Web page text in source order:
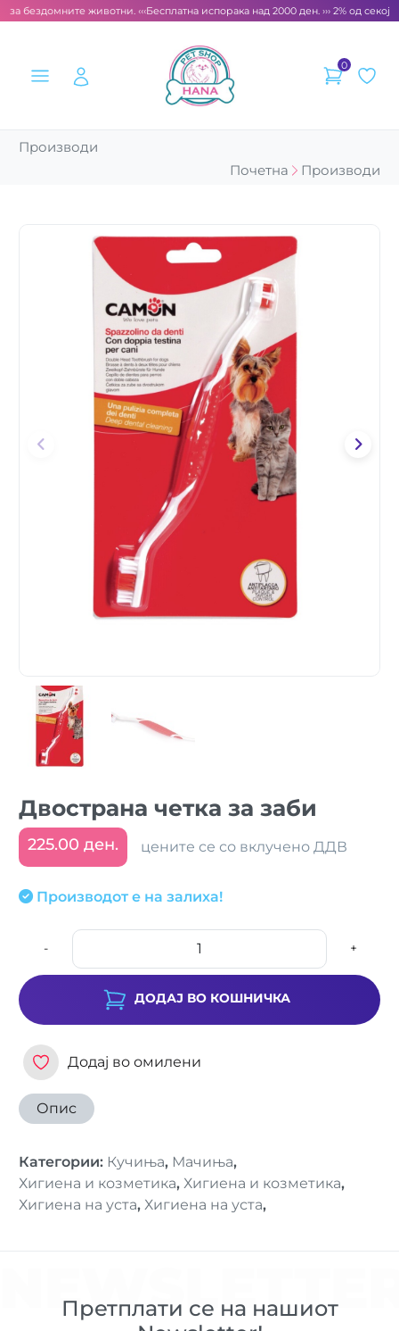
бездомните животни. ‹‹‹Бесплатна испорака над 2000 ден. ››› 2% од
0
Производи
Почетна
Производи
Двострана четка за заби
225.00 ден. цените се со вклучено ДДВ
Производот е на залиха!
- +
ДОДАЈ ВО КОШНИЧКА
Додај во омилени
Опис
Категории: Кучиња, Мачиња,
Хигиена и козметика, Хигиена и козметика,
Хигиена на уста, Хигиена на уста,
Претплати се на нашиот